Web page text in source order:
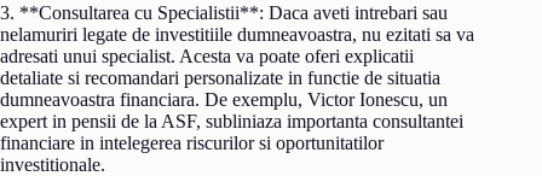
3. **Consultarea cu Specialistii**: Daca aveti intrebari sau
nelamuriri legate de investitiile dumneavoastra, nu ezitati sa va
adresati unui specialist. Acesta va poate oferi explicatii
detaliate si recomandari personalizate in functie de situatia
dumneavoastra financiara. De exemplu, Victor Ionescu, un
expert in pensii de la ASF, subliniaza importanta consultantei
financiare in intelegerea riscurilor si oportunitatilor
investitionale.